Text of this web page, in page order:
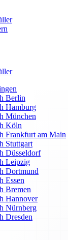
Berlin
Hamburg
München
Köln
Frankfurt am Main
Stuttgart
Düsseldorf
Leipzig
Dortmund
Essen
Bremen
Hannover
Nürnberg
Dresden